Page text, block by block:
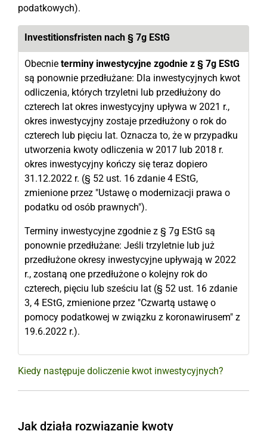
podatkowych).
Investitionsfristen nach § 7g EStG
Obecnie terminy inwestycyjne zgodnie z § 7g EStG
są ponownie przedłużane: Dla inwestycyjnych kwot
odliczenia, których trzyletni lub przedłużony do
czterech lat okres inwestycyjny upływa w 2021 r.,
okres inwestycyjny zostaje przedłużony o rok do
czterech lub pięciu lat. Oznacza to, że w przypadku
utworzenia kwoty odliczenia w 2017 lub 2018 r.
okres inwestycyjny kończy się teraz dopiero
31.12.2022 r. (§ 52 ust. 16 zdanie 4 EStG,
zmienione przez "Ustawę o modernizacji prawa o
podatku od osób prawnych").
Terminy inwestycyjne zgodnie z § 7g EStG są
ponownie przedłużane: Jeśli trzyletnie lub już
przedłużone okresy inwestycyjne upływają w 2022
r., zostaną one przedłużone o kolejny rok do
czterech, pięciu lub sześciu lat (§ 52 ust. 16 zdanie
3, 4 EStG, zmienione przez "Czwartą ustawę o
pomocy podatkowej w związku z koronawirusem" z
19.6.2022 r.).
Kiedy następuje doliczenie kwot inwestycyjnych?
Jak działa rozwiązanie kwoty